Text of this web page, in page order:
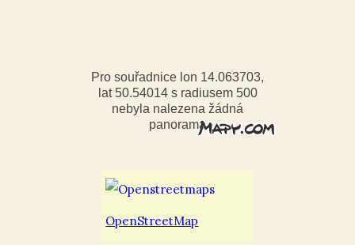
Pro souřadnice lon 14.063703,
lat 50.54014 s radiusem 500
nebyla nalezena žádná
panorama
OpenStreetMap